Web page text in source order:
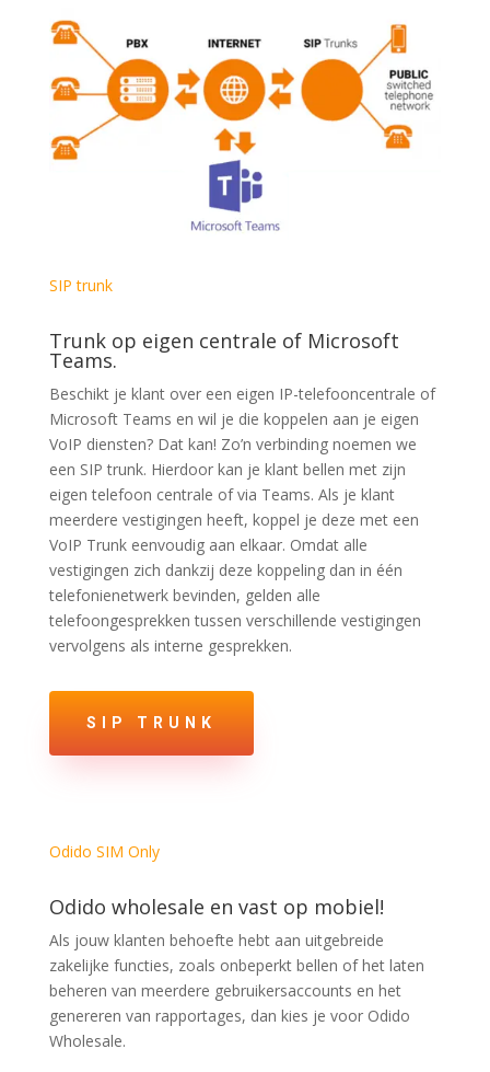
SIP trunk
Trunk op eigen centrale of Microsoft
Teams.
Beschikt je klant over een eigen IP-telefooncentrale of
Microsoft Teams en wil je die koppelen aan je eigen
VoIP diensten? Dat kan! Zo’n verbinding noemen we
een SIP trunk. Hierdoor kan je klant bellen met zijn
eigen telefoon centrale of via Teams. Als je klant
meerdere vestigingen heeft, koppel je deze met een
VoIP Trunk eenvoudig aan elkaar. Omdat alle
vestigingen zich dankzij deze koppeling dan in één
telefonienetwerk bevinden, gelden alle
telefoongesprekken tussen verschillende vestigingen
vervolgens als interne gesprekken.
SIP TRUNK
Odido SIM Only
Odido wholesale en vast op mobiel!
Als jouw klanten behoefte hebt aan uitgebreide
zakelijke functies, zoals onbeperkt bellen of het laten
beheren van meerdere gebruikersaccounts en het
genereren van rapportages, dan kies je voor Odido
Wholesale.